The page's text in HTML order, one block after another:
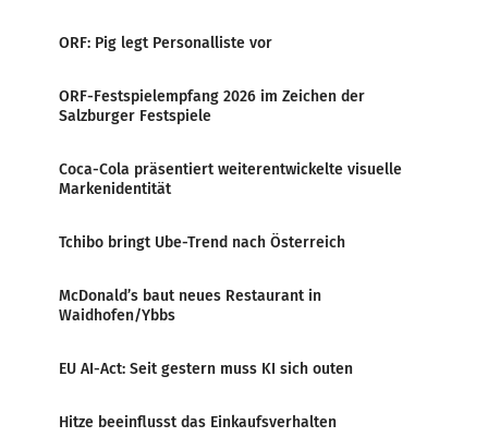
ORF: Pig legt Personalliste vor
ORF-Festspielempfang 2026 im Zeichen der
Salzburger Festspiele
Coca-Cola präsentiert weiterentwickelte visuelle
Markenidentität
Tchibo bringt Ube-Trend nach Österreich
McDonald’s baut neues Restaurant in
Waidhofen/Ybbs
EU AI-Act: Seit gestern muss KI sich outen
Hitze beeinflusst das Einkaufsverhalten